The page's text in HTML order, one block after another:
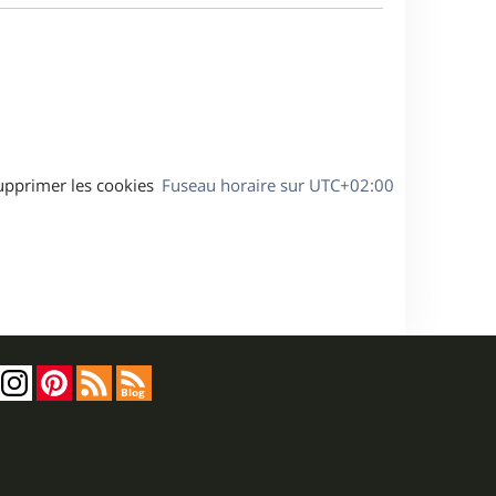
Fuseau horaire sur UTC+02:00
les cookies